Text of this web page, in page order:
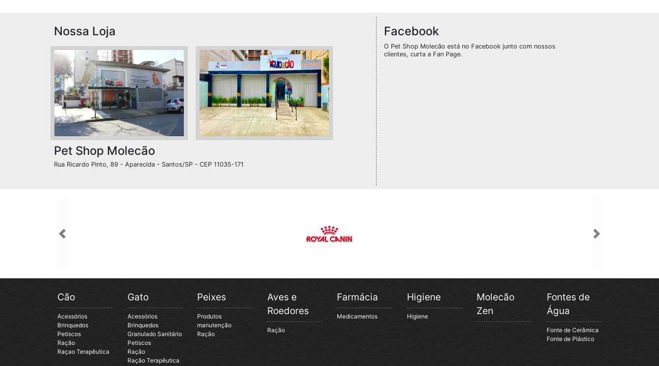
Nossa Loja
Pet Shop Molecão
Rua Ricardo Pinto, 89 - Aparecida - Santos/SP - CEP 11035-171
Facebook
O Pet Shop Molecão está no Facebook junto com nossos
clientes, curta a Fan Page.
Previous Next
Cão
Acessórios
Brinquedos
Petiscos
Ração
Raçao Terapêutica
Gato
Acessórios
Brinquedos
Granulado Sanitário
Petiscos
Ração
Ração Terapêutica
Peixes
Produtos
manutenção
Ração
Aves e
Roedores
Ração
Farmácia
Medicamentos
Higiene
Higiene
Molecão
Zen
Fontes de
Água
Fonte de Cerâmica
Fonte de Plástico